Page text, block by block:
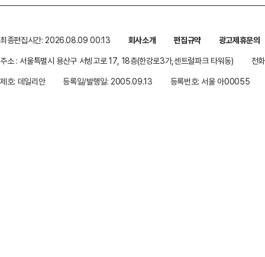
최종편집시간: 2026.08.09 00:13 회사소개 편집규약
광고제휴문의
주소 : 서울특별시 용산구 서빙고로 17, 18층(한강로3가,센트럴파크 타워동)
전
제호: 데일리안
등록일/발행일: 2005.09.13 등록번호: 서울 아00055